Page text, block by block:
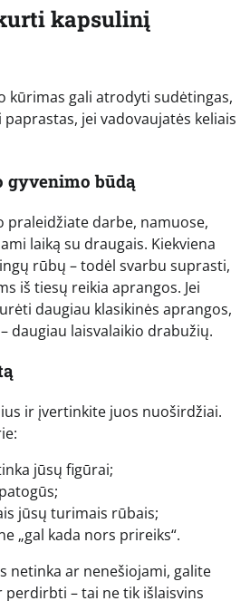
kapsulinį
kūrimas gali atrodyti sudėtingas,
jei vadovaujatės keliais
gyvenimo būdą
praleidžiate darbe, namuose,
laiką su draugais. Kiekviena
rūbų – todėl svarbu suprasti,
iš tiesų reikia aprangos. Jei
daugiau klasikinės aprangos,
daugiau laisvalaikio drabužių.
ir įvertinkite juos nuoširdžiai.
jūsų figūrai;
jūsų turimais rūbais;
„gal kada nors prireiks“.
netinka ar nenešiojami, galite
– tai ne tik išlaisvins